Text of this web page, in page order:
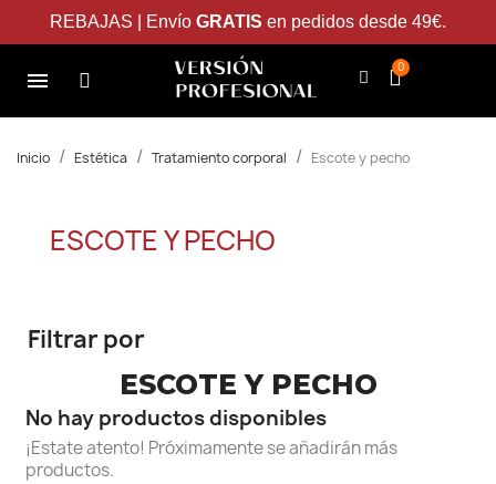
REBAJAS | Envío GRATIS en pedidos desde 49€.
Inicio Estética Tratamiento corporal Escote y pecho
ESCOTE Y PECHO
Filtrar por
ESCOTE Y PECHO
No hay productos disponibles
¡Estate atento! Próximamente se añadirán más
productos.